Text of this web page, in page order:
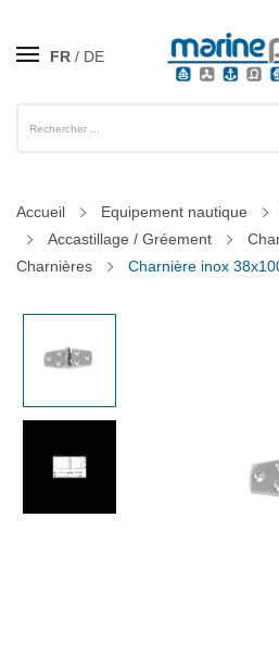
FR DE
Accueil Equipement nautique
Accastillage / Gréement
Charnières
Charnière inox